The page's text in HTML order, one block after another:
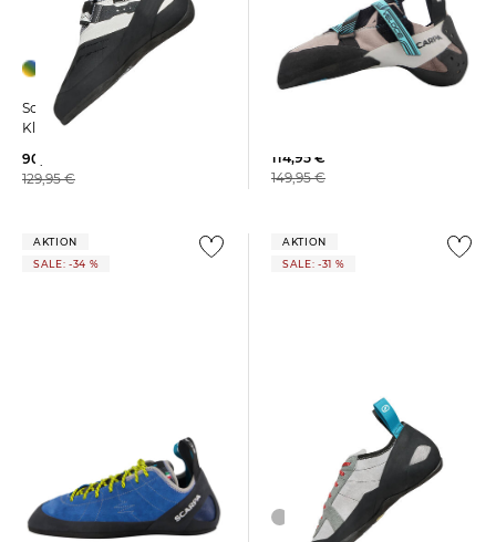
Scarpa | Damen
Kletterschuhe ORIGIN VS LV
90,25 €
129,95 €
114,95 €
149,95 €
AKTION
SALE: -34 %
AKTION
SALE: -31 %